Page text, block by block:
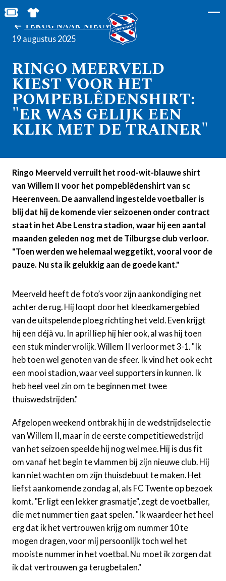
BESTEL JOUW TICKETS
SHOP IN DE FEANSTORE
TERUG NAAR NIEUWS
19 augustus 2025
RINGO MEERVELD
KIEST VOOR HET
POMPEBLÊDENSHIRT:
"ER WAS GELIJK EEN
KLIK MET DE TRAINER"
Ringo Meerveld verruilt het rood-wit-blauwe shirt
van Willem II voor het pompeblêdenshirt van sc
Heerenveen. De aanvallend ingestelde voetballer is
blij dat hij de komende vier seizoenen onder contract
staat in het Abe Lenstra stadion, waar hij een aantal
maanden geleden nog met de Tilburgse club verloor.
"Toen werden we helemaal weggetikt, vooral voor de
pauze. Nu sta ik gelukkig aan de goede kant."
Meerveld heeft de foto’s voor zijn aankondiging net
achter de rug. Hij loopt door het kleedkamergebied
van de uitspelende ploeg richting het veld. Even krijgt
hij een déjà vu. In april liep hij hier ook, al was hij toen
een stuk minder vrolijk. Willem II verloor met 3-1. "Ik
heb toen wel genoten van de sfeer. Ik vind het ook echt
een mooi stadion, waar veel supporters in kunnen. Ik
heb heel veel zin om te beginnen met twee
thuiswedstrijden."
Afgelopen weekend ontbrak hij in de wedstrijdselectie
van Willem II, maar in de eerste competitiewedstrijd
van het seizoen speelde hij nog wel mee. Hij is dus fit
om vanaf het begin te vlammen bij zijn nieuwe club. Hij
kan niet wachten om zijn thuisdebuut te maken. Het
liefst aankomende zondag al, als FC Twente op bezoek
komt. "Er ligt een lekker grasmatje", zegt de voetballer,
die met nummer tien gaat spelen. "Ik waardeer het heel
erg dat ik het vertrouwen krijg om nummer 10 te
mogen dragen, voor mij persoonlijk toch wel het
mooiste nummer in het voetbal. Nu moet ik zorgen dat
ik dat vertrouwen ga terugbetalen."